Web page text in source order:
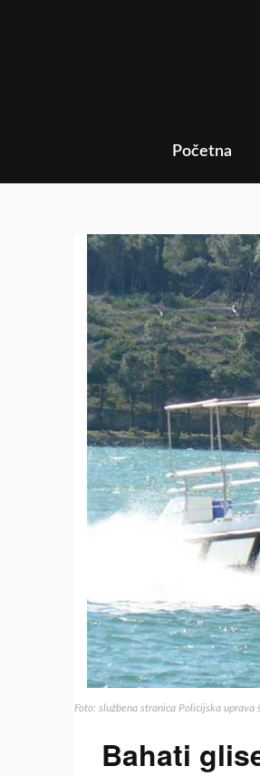
Početna
Foto: službena stranica Policijska uprava
Bahati